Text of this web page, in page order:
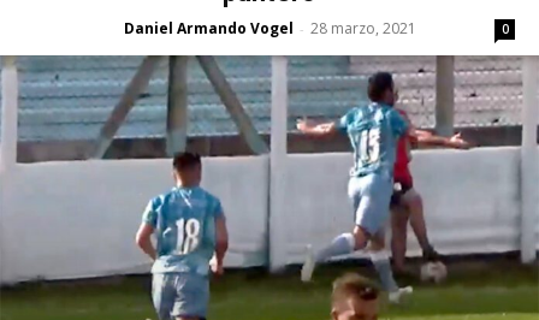
Daniel Armando Vogel - 28 marzo, 2021 0